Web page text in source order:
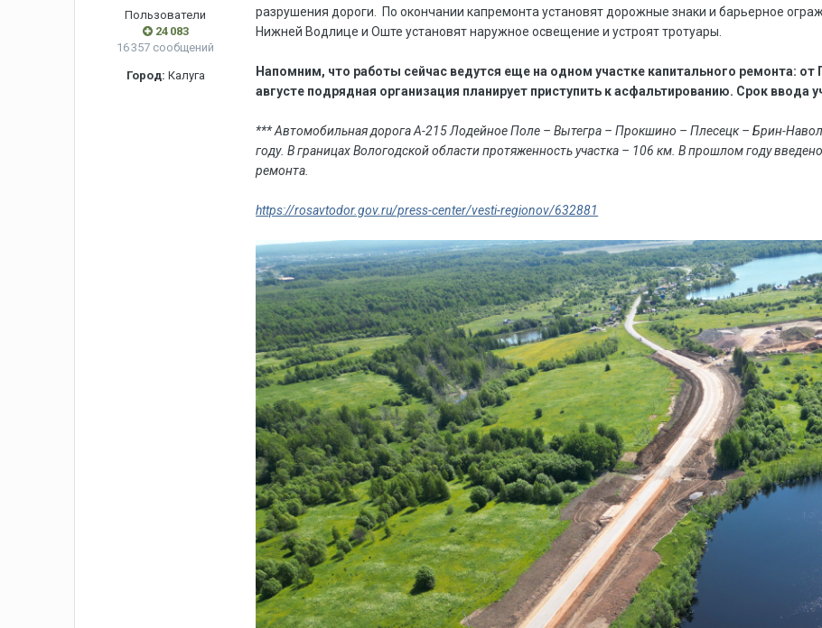
Пользователи
24 083
16 357 сообщений
Город: Калуга
разрушения дороги. По окончании капремонта установят дорожные знаки и барьерное
Нижней Водлице и Оште установят наружное освещение и устроят тротуары.
Напомним, что работы сейчас ведутся еще на одном участке капитального ремонта:
августе подрядная организация планирует приступить к асфальтированию. Срок ввода
*** Автомобильная дорога А-215 Лодейное Поле – Вытегра – Прокшино – Плесецк – Брин-
году. В границах Вологодской области протяженность участка – 106 км. В прошлом году
ремонта.
https://rosavtodor.gov.ru/press-center/vesti-regionov/632881